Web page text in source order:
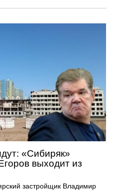
«Сибиряк»
выходит из
застройщик Владимир